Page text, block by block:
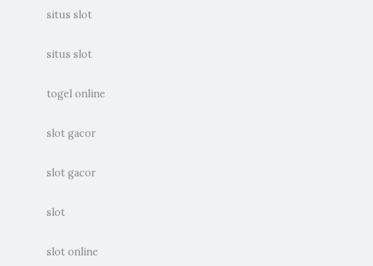
situs slot
situs slot
togel online
slot gacor
slot gacor
slot
slot online